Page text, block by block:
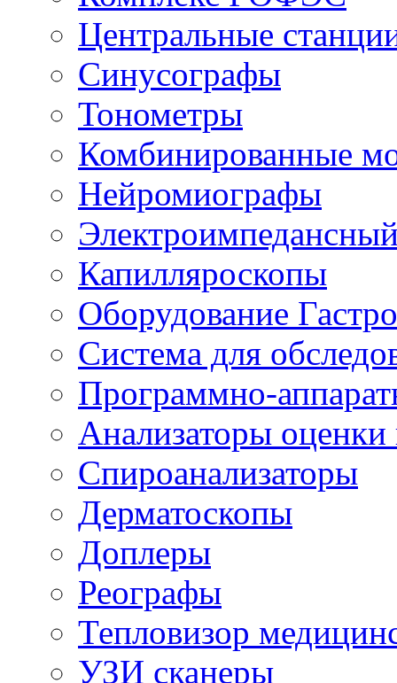
Центральные
Синусографы
Тонометры
Комбинированные
Нейромиографы
Капилляроскопы
Оборудование
Система для
Программно-
Анализаторы оценки
Спироанализаторы
Дерматоскопы
Доплеры
Реографы
Тепловизор
УЗИ сканеры